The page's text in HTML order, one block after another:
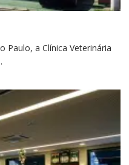
Paulo, a Clínica Veterinária